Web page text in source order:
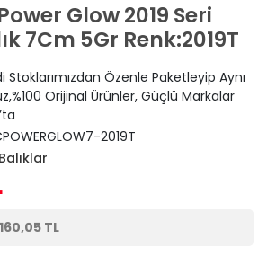
Glow 2019 Seri
7Cm 5Gr Renk:2019T
Stoklarımızdan Özenle Paketleyip Aynı
Orijinal Ürünler, Güçlü Markalar
2019T
160,05 TL